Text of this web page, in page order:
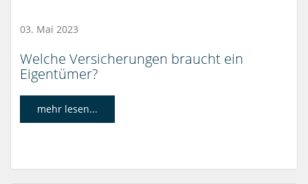
03. Mai 2023
Welche Versicherungen braucht ein
Eigentümer?
mehr lesen...